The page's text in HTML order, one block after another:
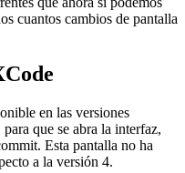
cuantos cambios de pantalla
en las versiones
que se abra la interfaz,
Esta pantalla no ha
a la versión 4.